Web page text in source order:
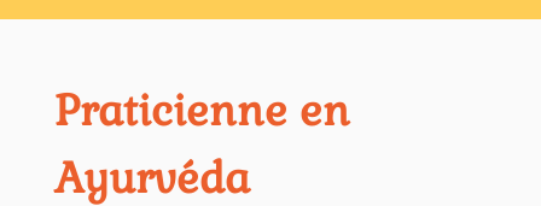
Praticienne en
Ayurvéda